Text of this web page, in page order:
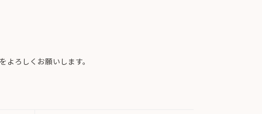
ろしくお願いします。